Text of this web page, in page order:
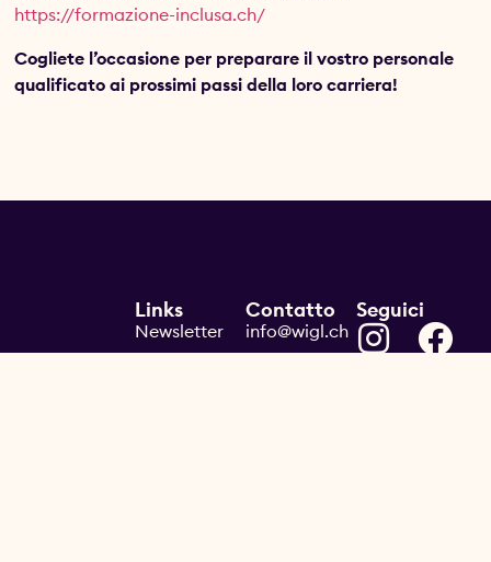
https://formazione-inclusa.ch/
Cogliete l’occasione per preparare il vostro personale
qualificato ai prossimi passi della loro carriera!
Contatto
info@wigl.ch
Links
Newsletter
Seguici